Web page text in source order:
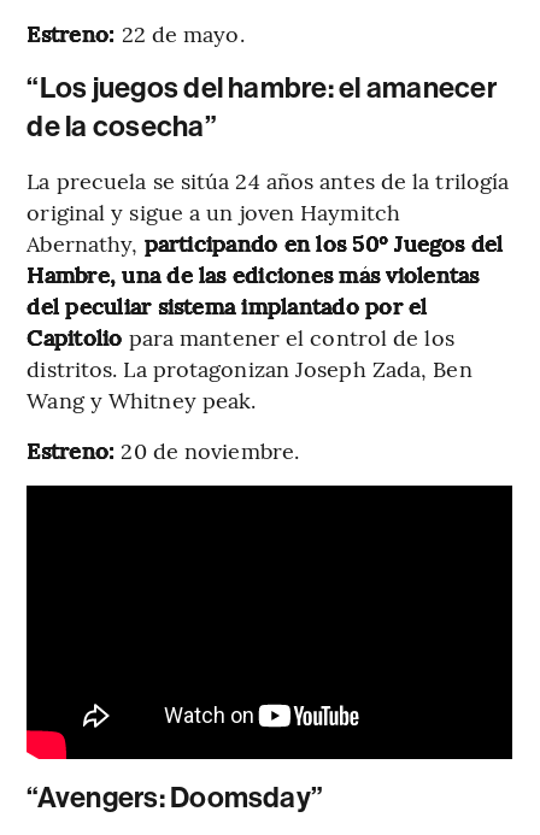
Estreno: 22 de mayo.
“Los juegos del hambre: el amanecer
de la cosecha”
La precuela se sitúa 24 años antes de la trilogía
original y sigue a un joven Haymitch
Abernathy, participando en los 50º Juegos del
Hambre, una de las ediciones más violentas
del peculiar sistema implantado por el
Capitolio para mantener el control de los
distritos. La protagonizan Joseph Zada, Ben
Wang y Whitney peak.
Estreno: 20 de noviembre.
“Avengers: Doomsday”